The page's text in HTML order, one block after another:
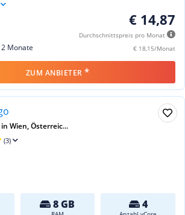
€ 14,87
Durchschnittspreis pro Monat
€ 18,15/Monat
Monate
ZUM ANBIETER *
Wien, Österreic...
(3)
8 GB 4